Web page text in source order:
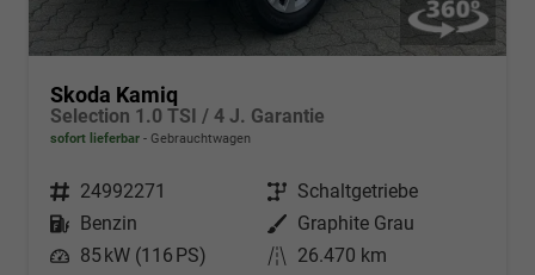
Skoda Kamiq
Selection 1.0 TSI / 4 J. Garantie
sofort lieferbar Gebrauchtwagen
Fahrzeugnr. 24992271 Getriebe Schaltgetriebe
Kraftstoff
Benzin Außenfarbe Graphite Grau
Leistung 85 kW (116 PS) Kilometerstand 26.470 km